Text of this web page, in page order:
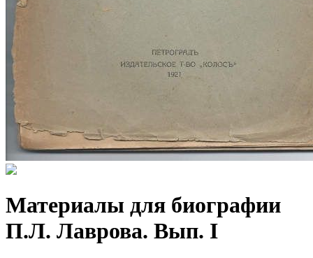
Материалы для биографии
П.Л. Лаврова. Вып. I